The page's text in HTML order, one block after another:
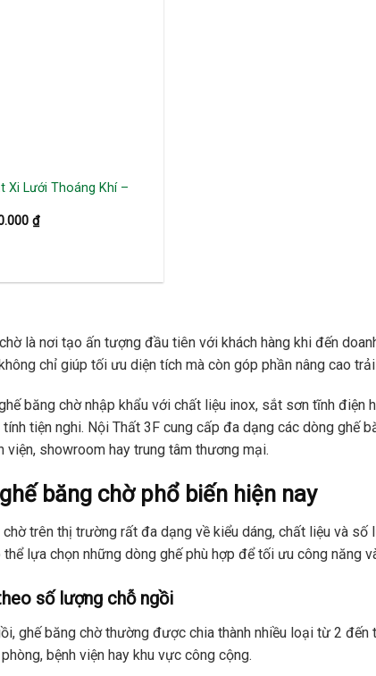
Xi Lưới Thoáng Khí –
₫Giá
hiện
là nơi tạo ấn tượng đầu tiên với khách hàng khi đến
chỉ giúp tối ưu diện tích mà còn góp phần nâng cao
băng chờ nhập khẩu với chất liệu inox, sắt sơn tĩnh
tiện nghi. Nội Thất 3F cung cấp đa dạng các dòng ghế
viện, showroom hay trung tâm thương mại.
băng chờ phổ biến hiện nay
chờ trên thị trường rất đa dạng về kiểu dáng, chất liệu và
lựa chọn những dòng ghế phù hợp để tối ưu công năng
số lượng chỗ ngồi
ghế băng chờ thường được chia thành nhiều loại từ 2
bệnh viện hay khu vực công cộng.